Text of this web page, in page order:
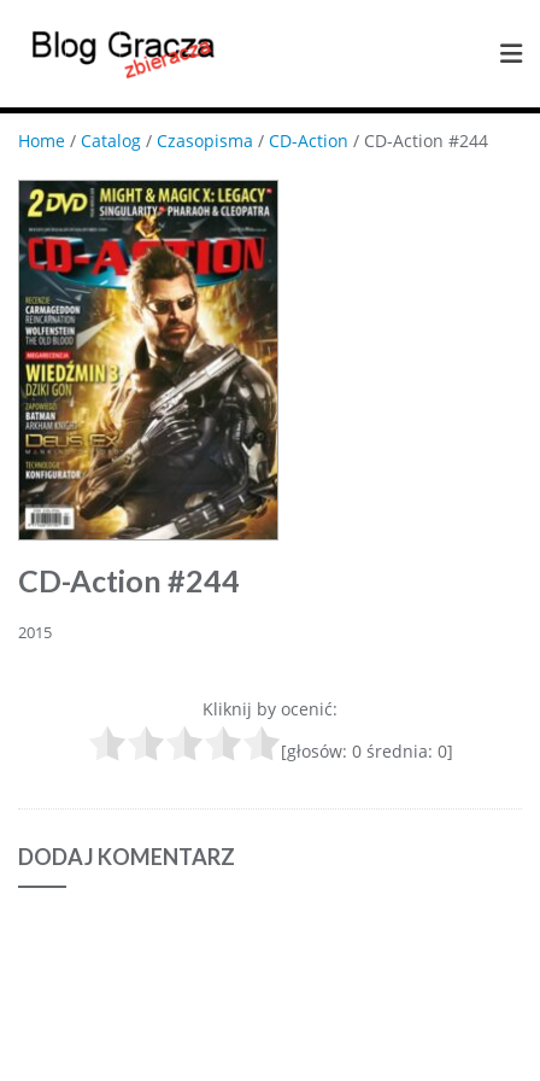
Home / Catalog / Czasopisma / CD-Action / CD-Action #244
CD-Action #244
2015
Kliknij by ocenić:
[głosów: 0średnia: 0]
DODAJ KOMENTARZ